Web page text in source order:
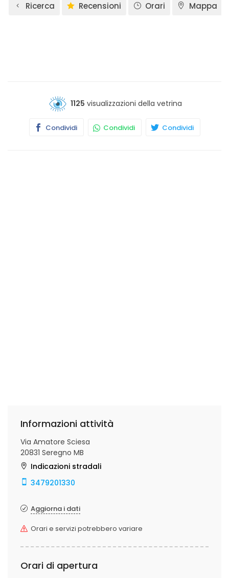
Ricerca Recensioni Orari Mappa
1125 visualizzazioni della vetrina
Condividi Condividi Condividi
Informazioni attività
Via Amatore Sciesa
20831 Seregno MB
Indicazioni stradali
3479201330
Aggiorna i dati
Orari e servizi potrebbero variare
Orari di apertura